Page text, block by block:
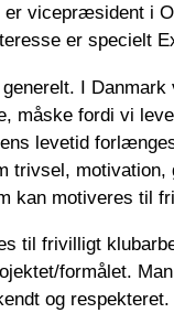
vicepræsident i
er specielt
I
måske fordi vi
levetid
trivsel,
kan motiveres til
til frivilligt
formålet.
og